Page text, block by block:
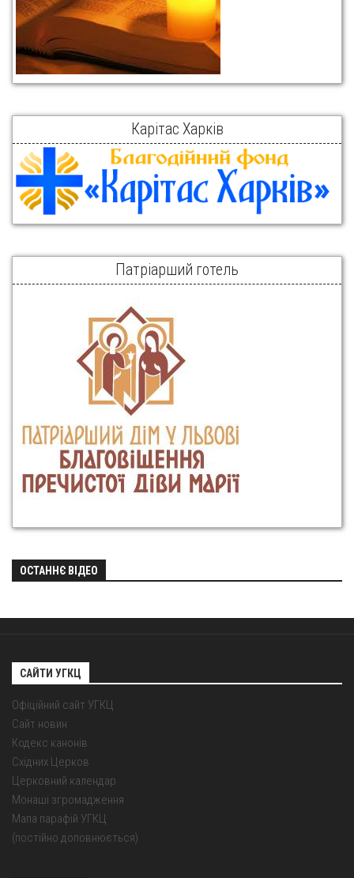
Карітас Харків
Патріарший готель
ОСТАННЄ ВІДЕО
САЙТИ УГКЦ
Офіційний сайт УГКЦ
Сайт новин
Кодекс канонів
Східних Церков
Церковний календар
Монаші згромадження
Мапа парафій УГКЦ
(постійно доповнюється)